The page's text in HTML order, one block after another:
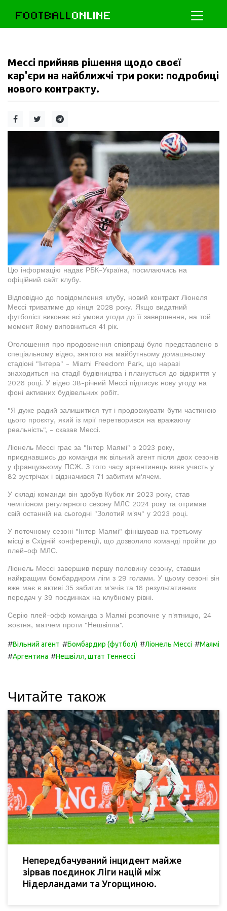
FOOTBALLONLINE
Мессі прийняв рішення щодо своєї
кар'єри на найближчі три роки: подробиці
нового контракту.
Цю інформацію надає РБК-Україна, посилаючись на
офіційний сайт клубу.
Відповідно до повідомлення клубу, новий контракт Ліонеля
Мессі триватиме до кінця 2028 року. Якщо видатний
футболіст виконає всі умови угоди до її завершення, на той
момент йому виповниться 41 рік.
Оголошення про продовження співпраці було представлено в
спеціальному відео, знятого на майбутньому домашньому
стадіоні "Інтера" - Miami Freedom Park, що наразі
знаходиться на стадії будівництва і планується до відкриття у
2026 році. У відео 38-річний Мессі підписує нову угоду на
фоні активних будівельних робіт.
"Я дуже радий залишитися тут і продовжувати бути частиною
цього проєкту, який із мрії перетворився на вражаючу
реальність", - сказав Мессі.
Ліонель Мессі грає за "Інтер Маямі" з 2023 року,
приєднавшись до команди як вільний агент після двох сезонів
у французькому ПСЖ. З того часу аргентинець взяв участь у
82 зустрічах і відзначився 71 забитим м'ячем.
У складі команди він здобув Кубок ліг 2023 року, став
чемпіоном регулярного сезону МЛС 2024 року та отримав
свій останній на сьогодні "Золотий м'яч" у 2023 році.
У поточному сезоні "Інтер Маямі" фінішував на третьому
місці в Східній конференції, що дозволило команді пройти до
плей-оф МЛС.
Ліонель Мессі завершив першу половину сезону, ставши
найкращим бомбардиром ліги з 29 голами. У цьому сезоні він
вже має в активі 35 забитих м'ячів та 16 результативних
передач у 39 поєдинках на клубному рівні.
Серію плей-офф команда з Маямі розпочне у п'ятницю, 24
жовтня, матчем проти "Нешвілла".
#Вільний агент #Бомбардир (футбол) #Ліонель Мессі #Маямі
#Аргентина #Нешвілл, штат Теннессі
Читайте також
Непередбачуваний інцидент майже
зірвав поєдинок Ліги націй між
Нідерландами та Угорщиною.